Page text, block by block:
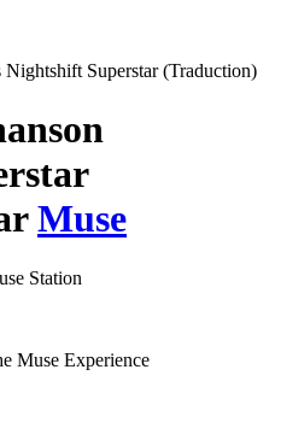
Nightshift Superstar (Traduction)
Muse
Station
Muse Experience